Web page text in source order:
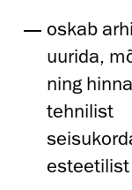
oskab
uurida,
ning
tehnilist